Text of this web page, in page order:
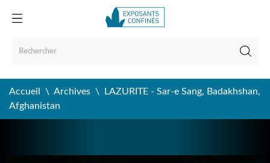
Accueil Archives
LAZURITE - Sar-e Sang, Badakhshan,
Afghanistan